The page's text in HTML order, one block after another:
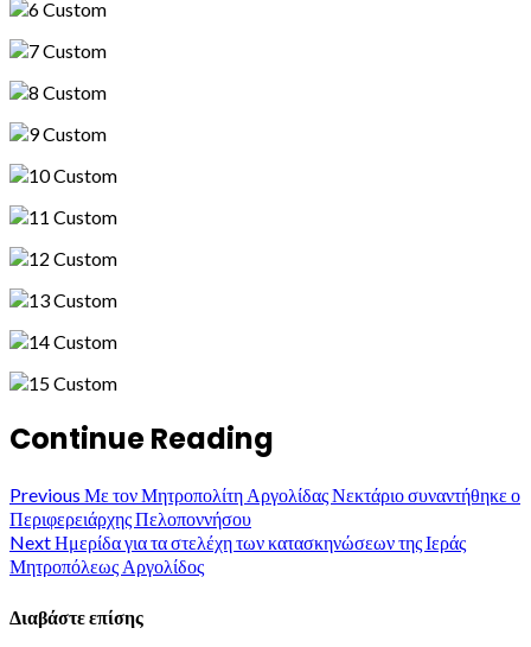
Continue Reading
Previous Με τον Μητροπολίτη Αργολίδας Νεκτάριο συναντήθηκε ο
Περιφερειάρχης Πελοποννήσου
NextΗμερίδα για τα στελέχη των κατασκηνώσεων της Ιεράς
Μητροπόλεως Αργολίδος
Διαβάστε επίσης